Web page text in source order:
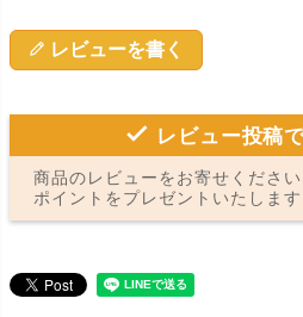
レビューを書く
レビュー投稿
商品のレビューをお寄せくださ
ポイントをプレゼントいたします